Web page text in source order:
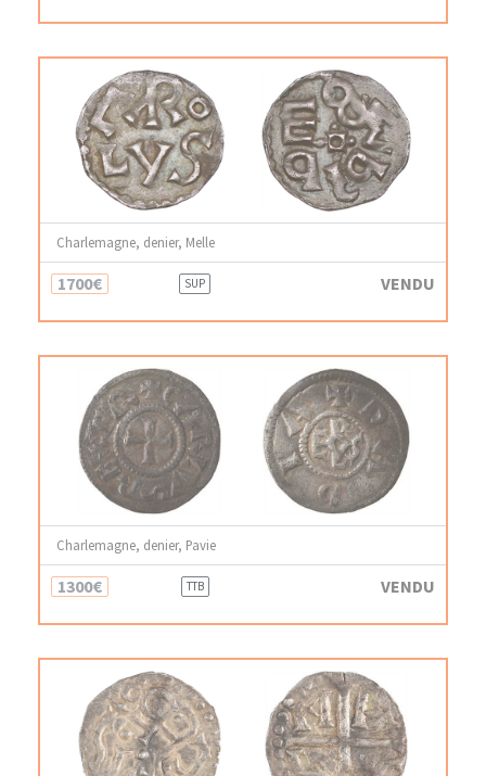
Charlemagne, denier, Melle
1700€ SUP VENDU
Charlemagne, denier, Pavie
1300€ TTB VENDU